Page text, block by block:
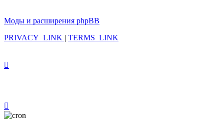
Моды и расширения phpBB
PRIVACY_LINK | TERMS_LINK